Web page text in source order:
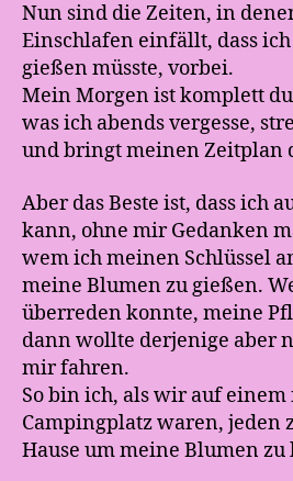
Nun sind die Zeiten, in
Einschlafen einfällt, dass
gießen müsste, vorbei.
Mein Morgen ist komplett
was ich abends vergesse,
und bringt meinen Zeitplan
Aber das Beste ist, dass ich
kann, ohne mir Gedanken
wem ich meinen Schlüssel
meine Blumen zu gießen.
überreden konnte, meine
dann wollte derjenige aber
mir fahren.
So bin ich, als wir auf einem
Campingplatz waren, jeden
Hause um meine Blumen zu